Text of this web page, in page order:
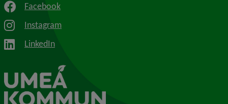
Facebook
Instagram
LinkedIn